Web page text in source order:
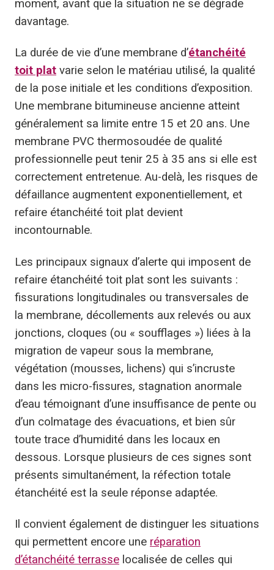
moment, avant que la situation ne se dégrade
davantage.
La durée de vie d’une membrane d’étanchéité
toit plat varie selon le matériau utilisé, la qualité
de la pose initiale et les conditions d’exposition.
Une membrane bitumineuse ancienne atteint
généralement sa limite entre 15 et 20 ans. Une
membrane PVC thermosoudée de qualité
professionnelle peut tenir 25 à 35 ans si elle est
correctement entretenue. Au-delà, les risques de
défaillance augmentent exponentiellement, et
refaire étanchéité toit plat devient
incontournable.
Les principaux signaux d’alerte qui imposent de
refaire étanchéité toit plat sont les suivants :
fissurations longitudinales ou transversales de
la membrane, décollements aux relevés ou aux
jonctions, cloques (ou « soufflages ») liées à la
migration de vapeur sous la membrane,
végétation (mousses, lichens) qui s’incruste
dans les micro-fissures, stagnation anormale
d’eau témoignant d’une insuffisance de pente ou
d’un colmatage des évacuations, et bien sûr
toute trace d’humidité dans les locaux en
dessous. Lorsque plusieurs de ces signes sont
présents simultanément, la réfection totale
étanchéité est la seule réponse adaptée.
Il convient également de distinguer les situations
qui permettent encore une réparation
d’étanchéité terrasse localisée de celles qui